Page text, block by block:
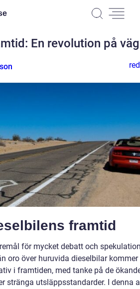
En revolution på väg
framtid
för mycket debatt och
oro över huruvida dieselbilar
i framtiden, med tanke på de
stränga utsläppsstandarder. I denna